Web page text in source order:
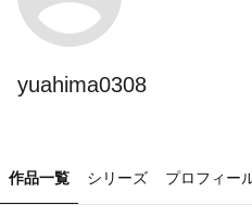
yuahima0308
作品一覧 シリーズ プロフィー